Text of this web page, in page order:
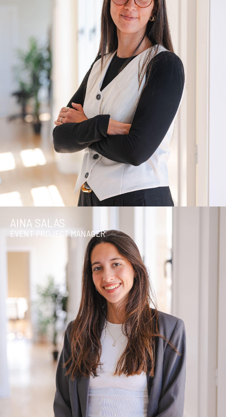
AINA SALAS
EVENT PROJECT MANAGER